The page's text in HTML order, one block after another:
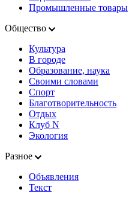
Промышленные товары
Общество
Культура
В городе
Образование, наука
Своими словами
Спорт
Благотворительность
Отдых
Клуб N
Экология
Разное
Объявления
Текст